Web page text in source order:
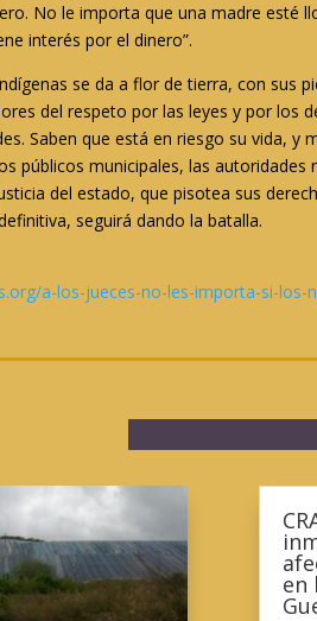
No le importa que una madre esté
interés por el dinero”.
se da a flor de tierra, con sus
del respeto por las leyes y por los
Saben que está en riesgo su vida,
públicos municipales, las
del estado, que pisotea sus
seguirá dando la batalla.
a-los-jueces-no-les-importa-si-los-
en